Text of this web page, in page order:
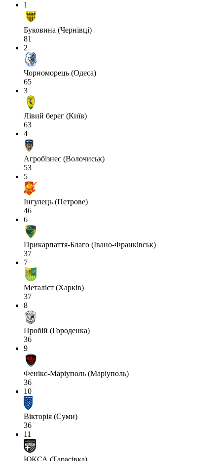
1
Буковина (Чернівці)
81
2
Чорноморець (Одеса)
65
3
Лівий берег (Київ)
63
4
Агробізнес (Волочиськ)
53
5
Інгулець (Петрове)
46
6
Прикарпаття-Благо (Івано-Франківськ)
37
7
Металіст (Харків)
37
8
Пробій (Городенка)
36
9
Фенікс-Маріуполь (Маріуполь)
36
10
Вікторія (Суми)
36
11